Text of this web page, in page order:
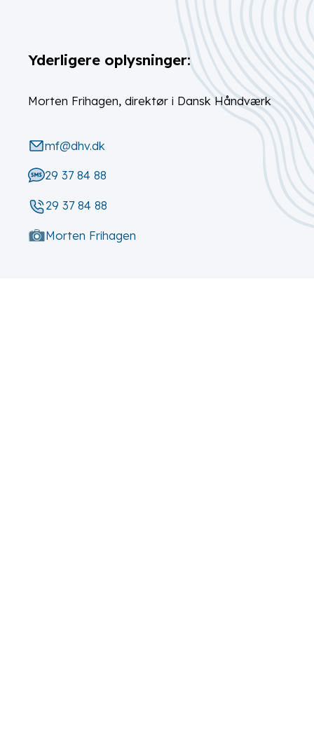
Yderligere oplysninger:
Morten Frihagen, direktør i Dansk Håndværk
mf@dhv.dk
29 37 84 88
29 37 84 88
Morten Frihagen